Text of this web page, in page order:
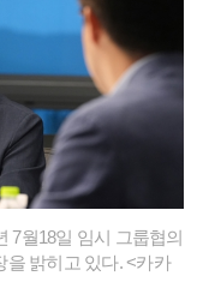
7월18일 임시 그룹협의
을 밝히고 있다. <카카